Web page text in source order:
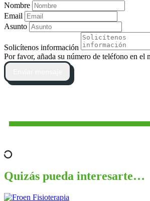
Nombre
Email
Asunto
Solicítenos información
Por favor, añada su número de teléfono en el
Quizás pueda interesarte…